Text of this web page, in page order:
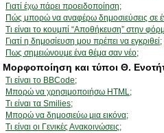
Γιατί έχω πάρει προειδοποίηση;
Πώς μπορώ να αναφέρω δημοσιεύσεις σε
Τι είναι το κουμπί “Αποθήκευση” στην
Γιατί η δημοσίευση μου πρέπει να εγκριθεί;
Πως σημειώνουμε ένα θέμα σαν νέο;
Μορφοποίηση και τύποι Θ.
Τι είναι το BBCode;
Μπορώ να χρησιμοποιήσω HTML;
Τι είναι τα Smilies;
Μπορώ να δημοσιεύω μια εικόνα;
Τι είναι οι Γενικές Ανακοινώσεις;